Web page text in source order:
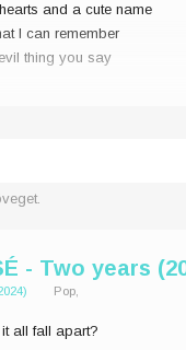
and a cute name
I can remember
thing you say
- Two years
Pop,
all fall apart?